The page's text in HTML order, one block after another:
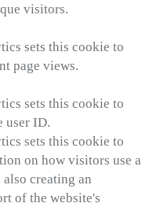
visitors.
sets this cookie to
page views.
sets this cookie to
user ID.
sets this cookie to
on how visitors use a
creating an
of the website's